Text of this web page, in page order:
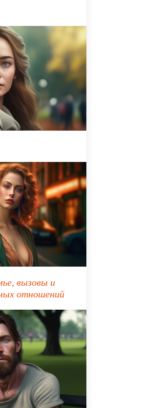
вызовы и
отношений